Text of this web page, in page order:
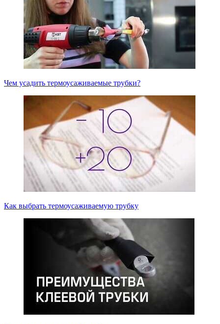
Чем усадить термоусаживаемые трубки?
Как выбрать термоусаживаемую трубку